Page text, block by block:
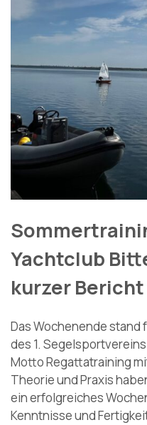
Yachtclub
kurzer Bericht
Das Wochenende
des 1.
Motto Regattatraining
Theorie und Praxis
ein erfolgreiches
Kenntnisse und